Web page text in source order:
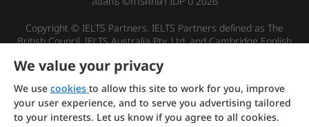
Copyright © IELTS Partners. IELTS Partners defined as The
British Council, IELTS Australia Pty. Ltd. and Cambridge English
Investors
Terms of use Privacy policy Disclaimer
We value your privacy
We usecookiesto allow this site to work for you, improve
your user experience, and to serve you advertising tailored
to your interests. Let us know if you agree to all cookies.